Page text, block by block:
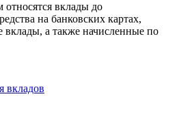
вклады до
на банковских картах,
вклады, а также начисленные по
вкладов